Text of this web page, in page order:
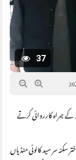
37
ہمراہ کارروائی کرتے
سکنہ سر سید کالونی منڈیاں